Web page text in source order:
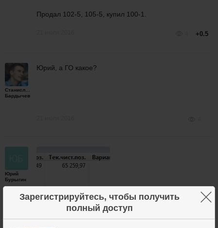
Зарегистрируйтесь, чтобы получить
полный доступ
×
Продал 102-5, 105-5, купил 100-1.
+0.5
Станислав
Бардычев
Юрий, а ГО какое?
Юрий
Бурыгин
Г.О. вот такое получилось.